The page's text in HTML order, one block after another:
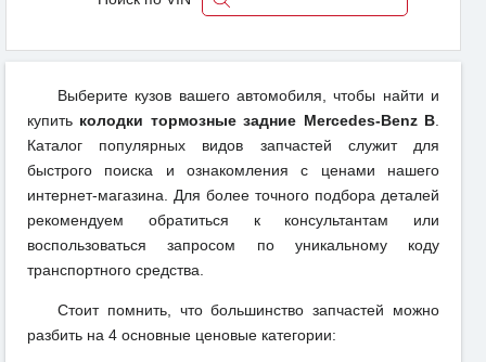
Выберите кузов вашего автомобиля, чтобы найти и
купить колодки тормозные задние Mercedes-Benz B
Каталог популярных видов запчастей служит для
быстрого поиска и ознакомления с ценами нашего
интернет-магазина. Для более точного подбора деталей
рекомендуем обратиться к консультантам или
воспользоваться запросом по уникальному коду
транспортного средства.
Стоит помнить, что большинство запчастей можно
разбить на 4 основные ценовые категории: